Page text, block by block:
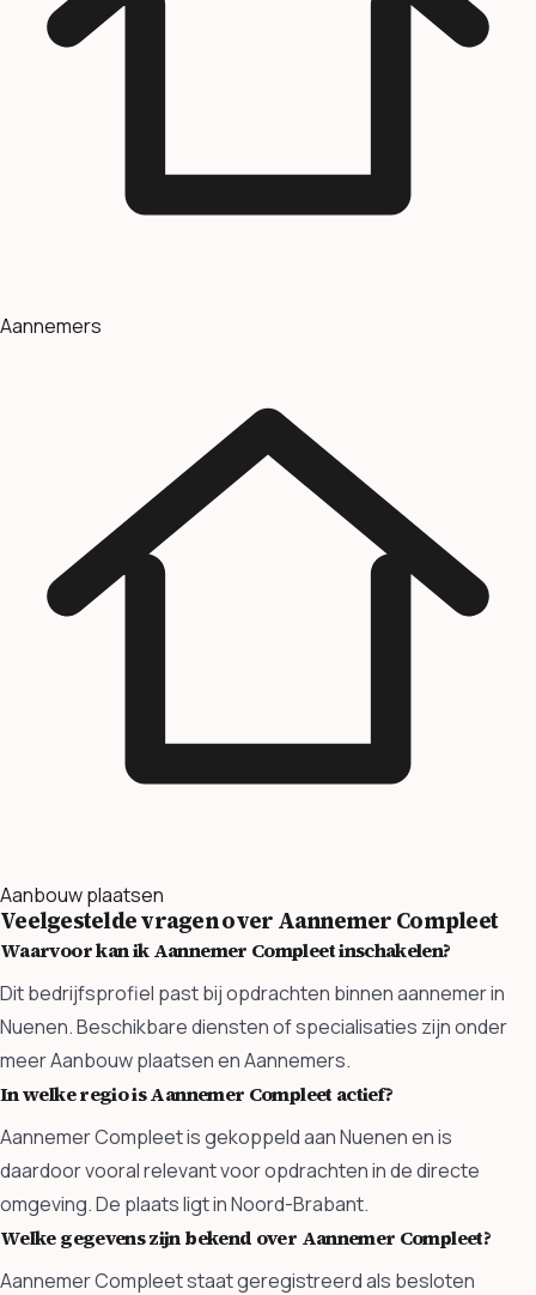
Aannemers
Aanbouw plaatsen
Veelgestelde vragen over Aannemer Compleet
Waarvoor kan ik Aannemer Compleet inschakelen?
Dit bedrijfsprofiel past bij opdrachten binnen aannemer in
Nuenen. Beschikbare diensten of specialisaties zijn onder
meer Aanbouw plaatsen en Aannemers.
In welke regio is Aannemer Compleet actief?
Aannemer Compleet is gekoppeld aan Nuenen en is
daardoor vooral relevant voor opdrachten in de directe
omgeving. De plaats ligt in Noord-Brabant.
Welke gegevens zijn bekend over Aannemer Compleet?
Aannemer Compleet staat geregistreerd als besloten